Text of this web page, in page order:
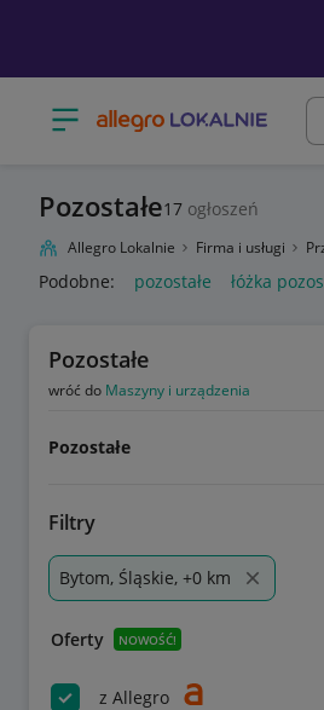
Otwórz menu z kategoriami
Pozostałe17 ogłoszeń
Allegro Lokalnie Firma i usługi
Podobne: pozostałe łóżka
Pozostałe
wróć do Maszyny i urządzenia
Pozostałe
Filtry
Bytom, Śląskie, +0 km
Oferty NOWOŚĆ!
z Allegro